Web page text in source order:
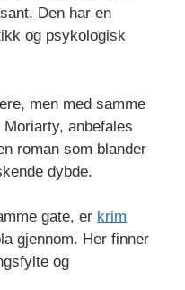
Den har en
og psykologisk
men med samme
anbefales
roman som blander
dybde.
gate, er krim
gjennom. Her finner
og